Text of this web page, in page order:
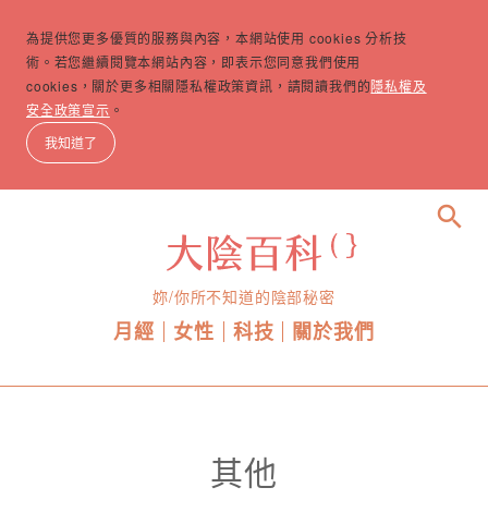
為提供您更多優質的服務與內容，本網站使用 cookies 分析技
術。若您繼續閱覽本網站內容，即表示您同意我們使用
cookies，關於更多相關隱私權政策資訊，請閱讀我們的隱私權及
安全政策宣示 。
我知道了
妳/你所不知道的陰部秘密
月經 女性 科技 關於我們
search
其他